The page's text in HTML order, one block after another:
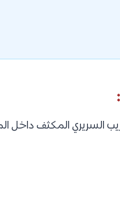
السريري المكثف